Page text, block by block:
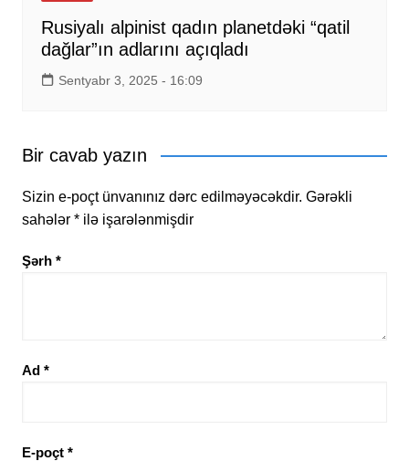
Rusiyalı alpinist qadın planetdəki “qatil
dağlar”ın adlarını açıqladı
Sentyabr 3, 2025 - 16:09
Bir cavab yazın
Sizin e-poçt ünvanınız dərc edilməyəcəkdir. Gərəkli
sahələr *ilə işarələnmişdir
Şərh *
Ad *
E-poçt *